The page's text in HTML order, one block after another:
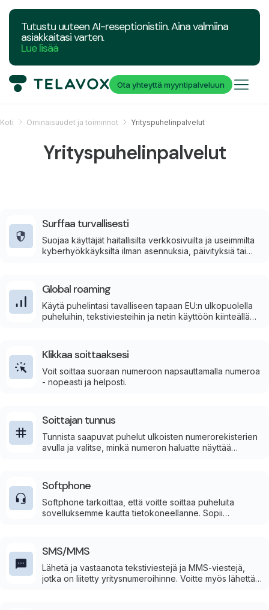
Tutustu uuteen AI-reseptionistiin. Aina valmiina
asiakkaitasi varten.
Lue lisää
Ota yhteyttä myyntipalveluun
Koti Ominaisuudet ja toiminnot Yrityspuhelinpalvelut
Yrityspuhelinpalvelut
Surffaa turvallisesti
Suojaa käyttäjät haitallisilta verkkosivuilta ja useimmilta
kyberhyökkäyksiltä ilman asennuksia, päivityksiä tai
ne saavuttavat käyttäjien puhelimet.
Global roaming
Käytä puhelintasi tavalliseen tapaan EU:n ulkopuolella
puheluihin, tekstiviesteihin ja netin käyttöön kiinteällä
Klikkaa soittaaksesi
Voit soittaa suoraan numeroon napsauttamalla numeroa
- nopeasti ja helposti.
Soittajan tunnus
Tunnista saapuvat puhelut ulkoisten numerorekisterien
avulla ja valitse, minkä numeron haluatte näyttää
Softphone
Softphone tarkoittaa, että voitte soittaa puheluita
sovelluksemme kautta tietokoneellanne. Sopii
SMS/MMS
Lähetä ja vastaanota tekstiviestejä ja MMS-viestejä,
jotka on liitetty yritysnumeroihinne. Voitte myös lähettää